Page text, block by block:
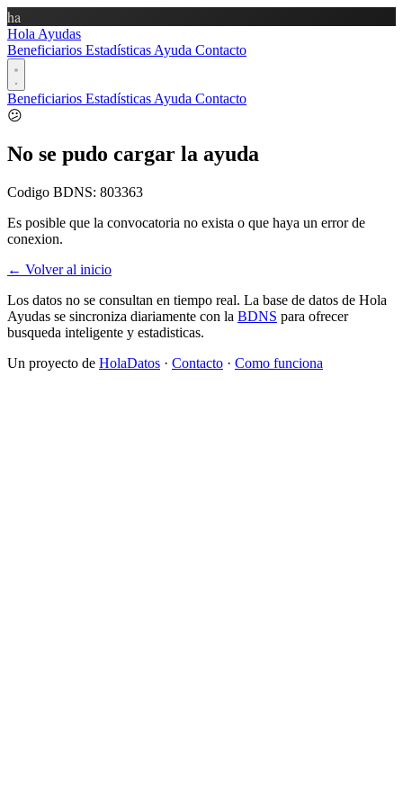
ha
Hola Ayudas
Beneficiarios Estadísticas Ayuda Contacto
Beneficiarios Estadísticas Ayuda Contacto
😕
No se pudo cargar la ayuda
Codigo BDNS: 803363
Es posible que la convocatoria no exista o que haya un error de
conexion.
← Volver al inicio
Los datos no se consultan en tiempo real. La base de datos de Hola
Ayudas se sincroniza diariamente con la BDNS para ofrecer
busqueda inteligente y estadisticas.
Un proyecto de HolaDatos · Contacto · Como funciona